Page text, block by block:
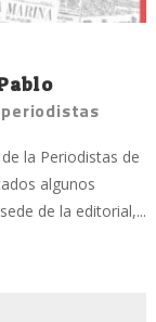
la Periodistas de
algunos
de la editorial,...